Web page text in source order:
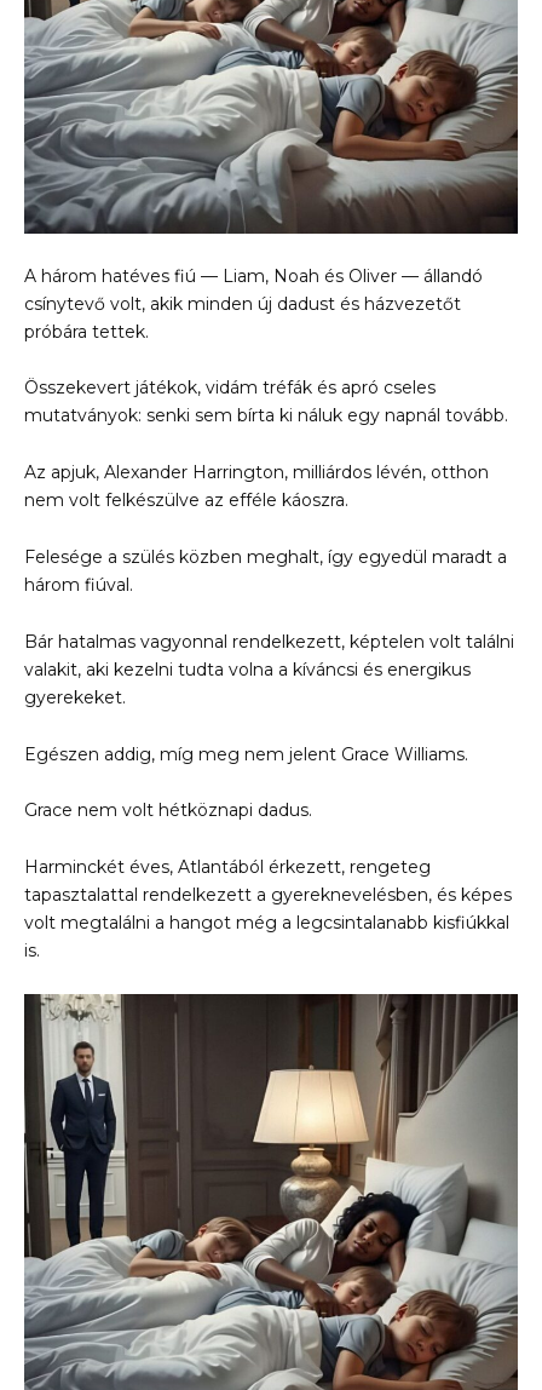
A három hatéves fiú — Liam, Noah és Oliver — állandó
csínytevő volt, akik minden új dadust és házvezetőt
próbára tettek.
Összekevert játékok, vidám tréfák és apró cseles
mutatványok: senki sem bírta ki náluk egy napnál tovább.
Az apjuk, Alexander Harrington, milliárdos lévén, otthon
nem volt felkészülve az efféle káoszra.
Felesége a szülés közben meghalt, így egyedül maradt a
három fiúval.
Bár hatalmas vagyonnal rendelkezett, képtelen volt találni
valakit, aki kezelni tudta volna a kíváncsi és energikus
gyerekeket.
Egészen addig, míg meg nem jelent Grace Williams.
Grace nem volt hétköznapi dadus.
Harminckét éves, Atlantából érkezett, rengeteg
tapasztalattal rendelkezett a gyereknevelésben, és képes
volt megtalálni a hangot még a legcsintalanabb kisfiúkkal
is.